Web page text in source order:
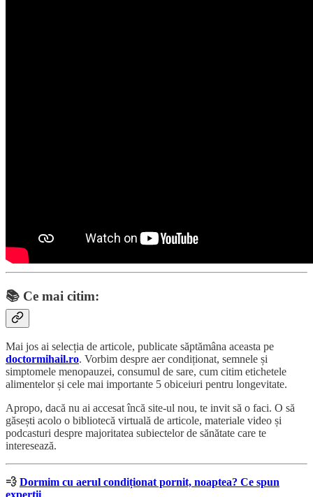
📚 Ce mai citim:
Mai jos ai selecția de articole, publicate săptămâna aceasta pe
doctormihail.ro. Vorbim despre aer condiționat, semnele și
simptomele menopauzei, consumul de sare, cum citim etichetele
alimentelor și cele mai importante 5 obiceiuri pentru longevitate.
Apropo, dacă nu ai accesat încă site-ul nou, te invit să o faci. O să
găsești acolo o bibliotecă virtuală de articole, materiale video și
podcasturi despre majoritatea subiectelor de sănătate care te
interesează.
💨 Dormim cu aerul condiționat pornit, noaptea? Ce spun